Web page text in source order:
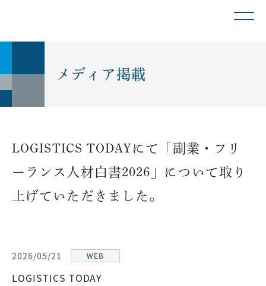
メディア掲載
LOGISTICS TODAYにて「副業・フリ
ーランス人材白書2026」について取り
上げていただきました。
2026/05/21 WEB
LOGISTICS TODAY